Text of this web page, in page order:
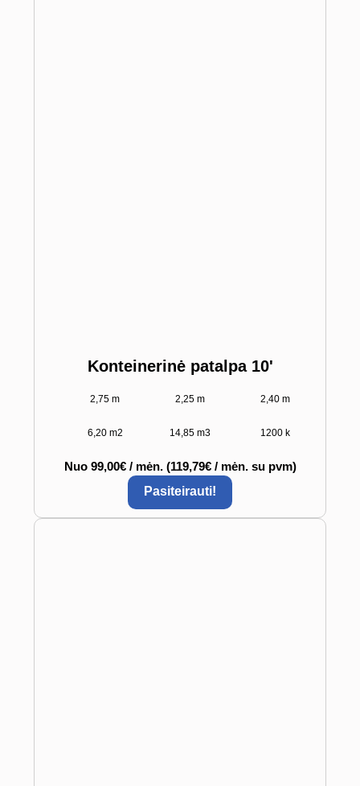
Konteinerinė patalpa 10'
2,75 m 2,25 m 2,40 m
6,20 m2 14,85 m3 1200 k
Nuo 99,00€ / mėn. (119,79€ / mėn. su pvm)
Pasiteirauti!